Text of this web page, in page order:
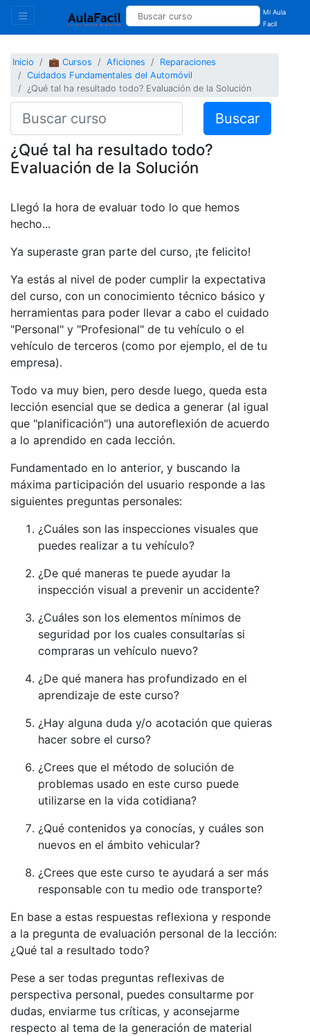
Mi Aula
Facil
Inicio 💼 Cursos Aficiones
Reparaciones
Cuidados Fundamentales del Automóvil
¿Qué tal ha resultado todo? Evaluación de la Solución
Buscar
¿Qué tal ha resultado todo?
Evaluación de la Solución
Llegó la hora de evaluar todo lo que hemos
hecho...
Ya superaste gran parte del curso, ¡te felicito!
Ya estás al nivel de poder cumplir la expectativa
del curso, con un conocimiento técnico básico y
herramientas para poder llevar a cabo el cuidado
"Personal" y "Profesional" de tu vehículo o el
vehículo de terceros (como por ejemplo, el de tu
empresa).
Todo va muy bien, pero desde luego, queda esta
lección esencial que se dedica a generar (al igual
que "planificación") una autoreflexión de acuerdo
a lo aprendido en cada lección.
Fundamentado en lo anterior, y buscando la
máxima participación del usuario responde a las
siguientes preguntas personales:
¿Cuáles son las inspecciones visuales que
puedes realizar a tu vehículo?
¿De qué maneras te puede ayudar la
inspección visual a prevenir un accidente?
¿Cuáles son los elementos mínimos de
seguridad por los cuales consultarías si
compraras un vehículo nuevo?
¿De qué manera has profundizado en el
aprendizaje de este curso?
¿Hay alguna duda y/o acotación que quieras
hacer sobre el curso?
¿Crees que el método de solución de
problemas usado en este curso puede
utilizarse en la vida cotidiana?
¿Qué contenidos ya conocías, y cuáles son
nuevos en el ámbito vehicular?
¿Crees que este curso te ayudará a ser más
responsable con tu medio ode transporte?
En base a estas respuestas reflexiona y responde
a la pregunta de evaluación personal de la lección:
¿Qué tal a resultado todo?
Pese a ser todas preguntas reflexivas de
perspectiva personal, puedes consultarme por
dudas, enviarme tus críticas, y aconsejarme
respecto al tema de la generación de material